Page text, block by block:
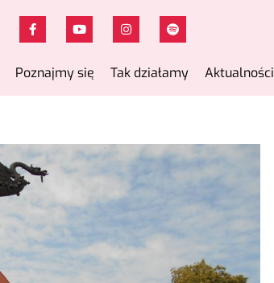
Poznajmy się Tak działamy Aktualności